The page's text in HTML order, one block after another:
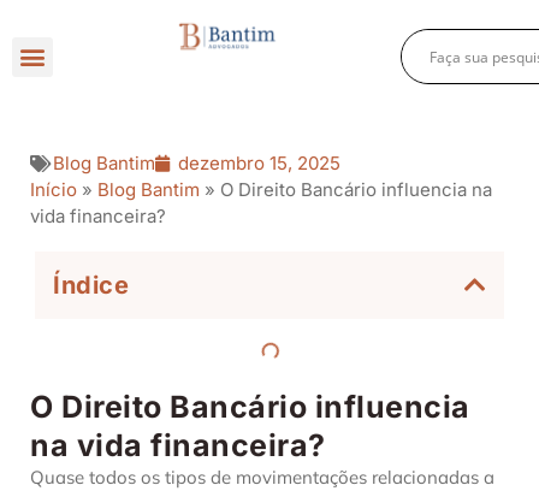
Blog Bantim
dezembro 15, 2025
Início » Blog Bantim » O Direito Bancário influencia na
vida financeira?
Índice
O Direito Bancário influencia
na vida financeira?
Quase todos os tipos de movimentações relacionadas a